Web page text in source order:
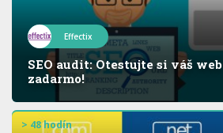
Effectix
SEO audit: Otestujte si váš web
zadarmo!
> 48 hodín